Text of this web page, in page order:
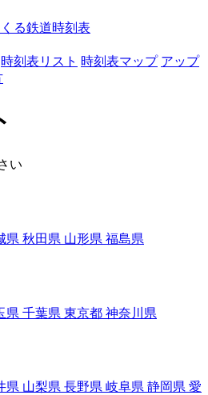
る鉄道時刻表
時刻表リスト 時刻表マップ アップ
い
県 秋田県 山形県 福島県
県 千葉県 東京都 神奈川県
県 山梨県 長野県 岐阜県 静岡県 愛